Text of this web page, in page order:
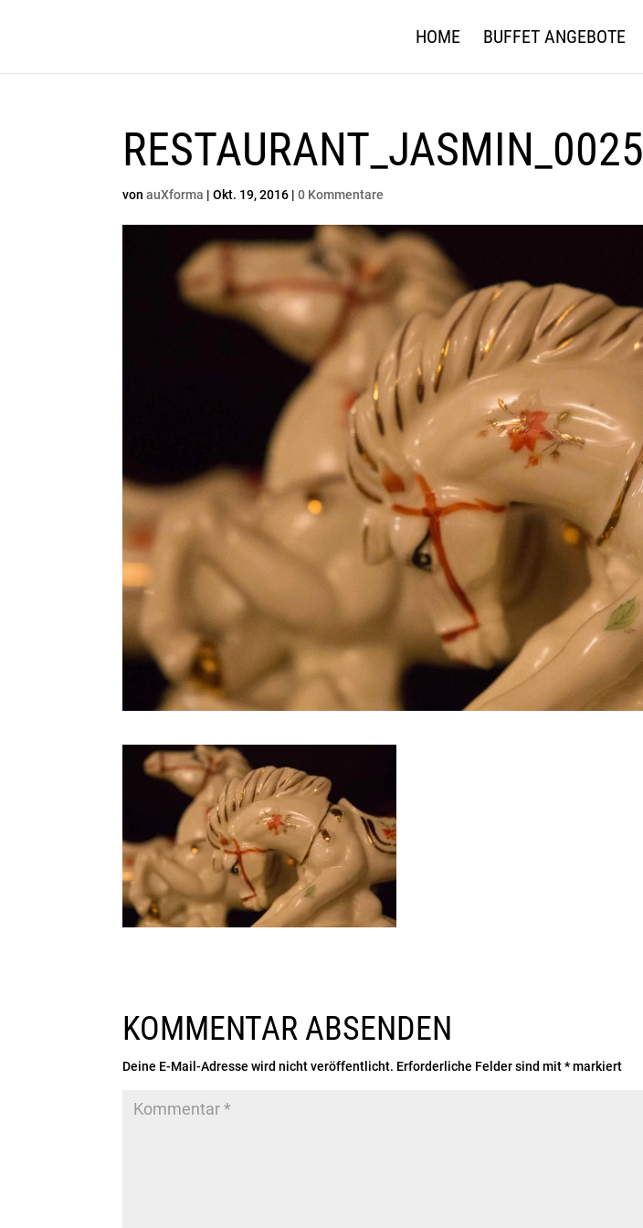
HOME BUFFET ANGEBOTE
RESTAURANT_JASMIN_0025
vonauXforma |Okt. 19, 2016 |0 Kommentare
KOMMENTAR ABSENDEN
Deine E-Mail-Adresse wird nicht veröffentlicht. Erforderliche Felder sind mit*markiert